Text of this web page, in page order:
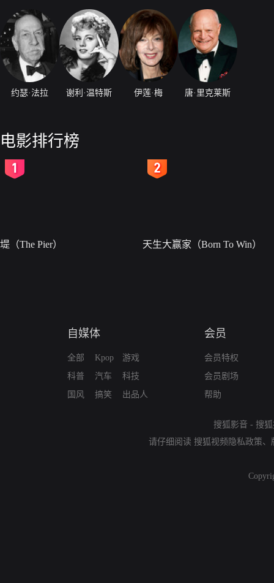
约瑟·法拉 谢利·温特斯 伊莲·梅 唐·里克莱斯
电影排行榜
堤（The Pier） 天生大赢家（Born To Win）
自媒体
全部
科普
国风
Kpop
汽车
搞笑
游戏
科技
出品人
会员
会员特权
会员剧场
帮助
搜狐影音 - 搜
请仔细阅读 搜狐视频隐私政策、